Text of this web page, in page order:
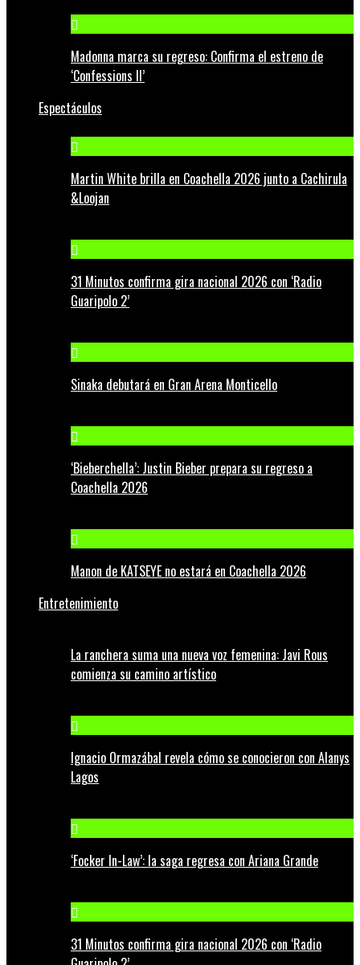
Madonna marca su regreso: Confirma el estreno de
‘Confessions II’
Espectáculos
Martin White brilla en Coachella 2026 junto a Cachirula
&Loojan
31 Minutos confirma gira nacional 2026 con ‘Radio
Guaripolo 2’
Sinaka debutará en Gran Arena Monticello
‘Bieberchella’: Justin Bieber prepara su regreso a
Coachella 2026
Manon de KATSEYE no estará en Coachella 2026
Entretenimiento
La ranchera suma una nueva voz femenina: Javi Rous
comienza su camino artístico
Ignacio Ormazábal revela cómo se conocieron con Alanys
Lagos
‘Focker In-Law’: la saga regresa con Ariana Grande
31 Minutos confirma gira nacional 2026 con ‘Radio